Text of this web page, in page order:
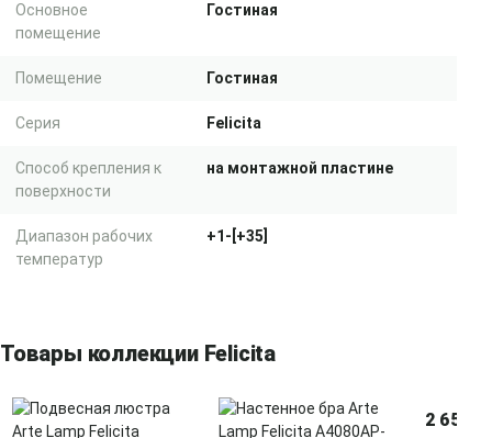
Основное
помещение
Гостиная
Помещение Гостиная
Серия Felicita
Способ крепления к
поверхности
на монтажной пластине
Диапазон рабочих
температур
+1-[+35]
Товары коллекции Felicita
2 655 ₽